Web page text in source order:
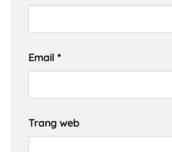
Email *
Trang web